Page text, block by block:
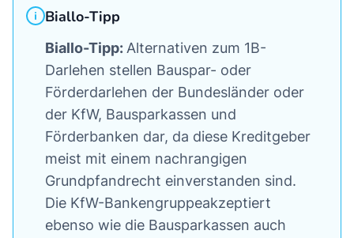
Biallo-Tipp
Biallo-Tipp:Alternativen zum 1B-
Darlehen stellen Bauspar- oder
Förderdarlehen der Bundesländer oder
der KfW, Bausparkassen und
Förderbanken dar, da diese Kreditgeber
meist mit einem nachrangigen
Grundpfandrecht einverstanden sind.
Die KfW-Bankengruppeakzeptiert
ebenso wie die Bausparkassen auch